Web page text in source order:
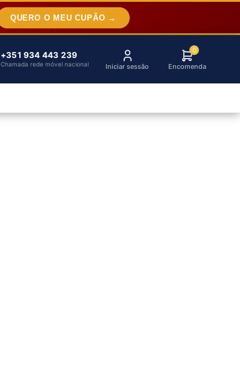
QUERO O MEU CUPÃO →
+351 934 443 239
Chamada rede móvel nacional Iniciar sessão
0
Encomenda